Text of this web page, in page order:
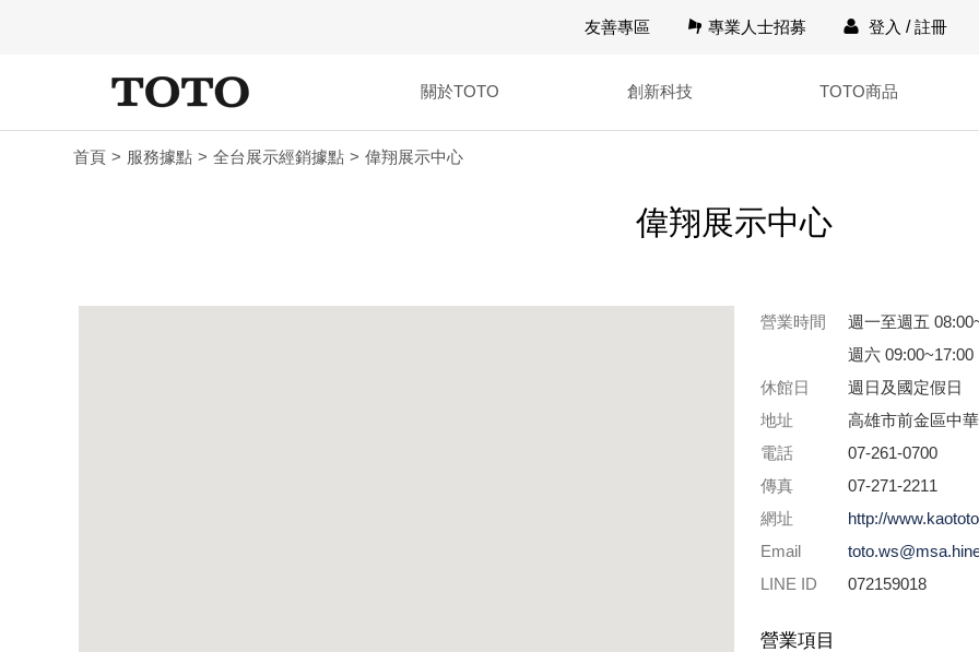
友善專區 專業人士招募 登入 /註冊
關於TOTO 創新科技 TOTO商品
首頁 服務據點 全台展示經銷據點 偉翔展示中心
偉翔展示中心
營業時間
週一至週五
週六 09:00~17:00
休館日
週日及國定假日
地址
高雄市前金區中
電話
07-261-0700
傳真
07-271-2211
網址
http://
Email
LINE ID
072159018
營業項目